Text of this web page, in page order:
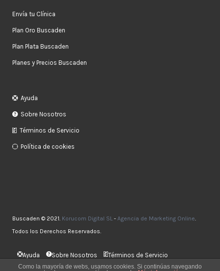
Envía tu Clínica
Plan Oro Buscaden
Plan Plata Buscaden
Planes y Precios Buscaden
Ayuda
Sobre Nosotros
Términos de Servicio
Política de cookies
Buscaden © 2021. Korucom Digital SL- Agencia de Marketing Online.
Todos los Derechos Reservados.
Ayuda Sobre Nosotros
Términos de Servicio
Política de cookies
Como la mayoría de webs, usamos cookies. Si continúas navegando